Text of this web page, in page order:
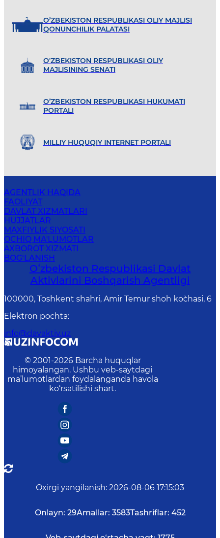
O’ZBEKISTON RESPUBLIKASI OLIY MAJLISI
QONUNCHILIK PALATASI
O'ZBEKISTON RESPUBLIKASI OLIY
MAJLISINING SENATI
O’ZBEKISTON RESPUBLIKASI HUKUMATI
PORTALI
MILLIY HUQUQIY INTERNET PORTALI
AGENTLIK HAQIDA
FAOLIYAT
DAVLAT XIZMATLARI
HUJJATLAR
MAXFIYLIK SIYOSATI
OCHIQ MA'LUMOTLAR
AXBOROT XIZMATI
BOG‘LANISH
Oʻzbekiston Respublikasi Davlat
Aktivlarini Boshqarish Agentligi
100000, Toshkent shahri, Amir Temur shoh ko`chasi, 6
Elektron pochta:
info@davaktiv.uz
© 2001-2026 Barcha huquqlar
himoyalangan. Ushbu veb-saytdagi
ma’lumotlardan foydalanganda havola
ko‘rsatilishi shart.
Oxirgi yangilanish: 2026-08-06 17:15:03
Onlayn: 29Amallar: 3583Tashriflar: 452